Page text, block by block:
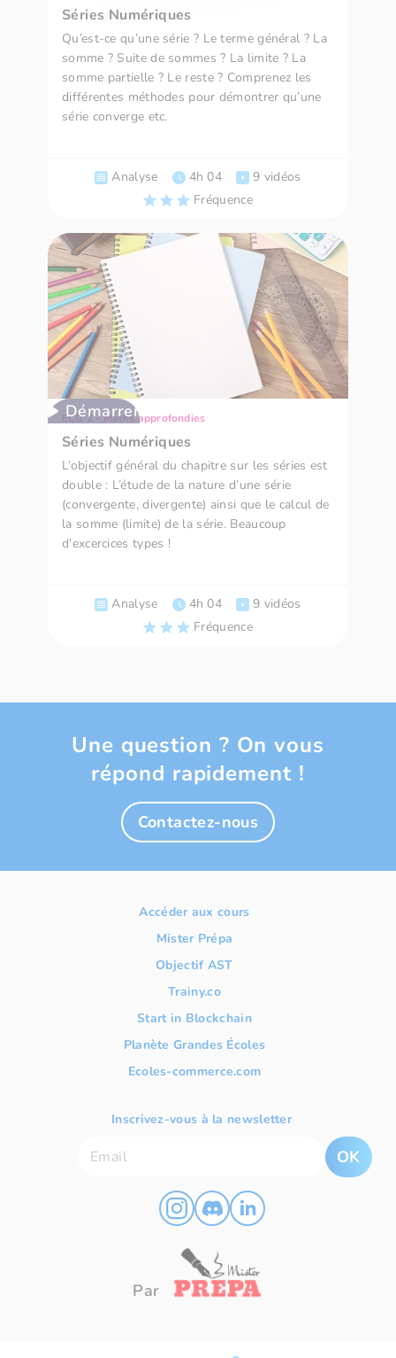
Séries Numériques
Qu’est-ce qu’une série ? Le terme général ? La
somme ? Suite de sommes ? La limite ? La
somme partielle ? Le reste ? Comprenez les
différentes méthodes pour démontrer qu’une
série converge etc.
Analyse 4h 04
9 vidéos
Fréquence
Démarrer
ECG 2 - Maths approfondies
Séries Numériques
L’objectif général du chapitre sur les séries est
double : L’étude de la nature d’une série
(convergente, divergente) ainsi que le calcul de
la somme (limite) de la série. Beaucoup
d'excercices types !
Analyse 4h 04
9 vidéos
Fréquence
Une question ? On vous
répond rapidement !
Contactez-nous
Accéder aux cours
Mister Prépa
Objectif AST
Trainy.co
Start in Blockchain
Planète Grandes Écoles
Ecoles-commerce.com
Inscrivez-vous à la newsletter
OK
Par